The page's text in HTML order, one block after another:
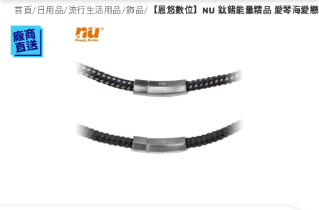
首頁/ 日用品/流行生活用品/飾品/ 【恩悠數位】NU 鈦鍺能量精品 愛琴海